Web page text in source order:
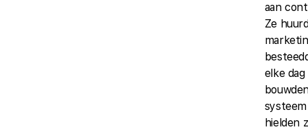
aan
Ze
elke
hielden